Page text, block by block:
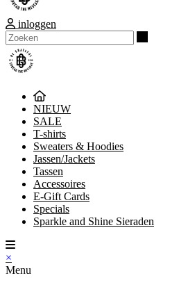
inloggen
NIEUW
SALE
T-shirts
Sweaters & Hoodies
Jassen/Jackets
Tassen
Accessoires
E-Gift Cards
Specials
Sparkle and Shine Sieraden
×
Menu